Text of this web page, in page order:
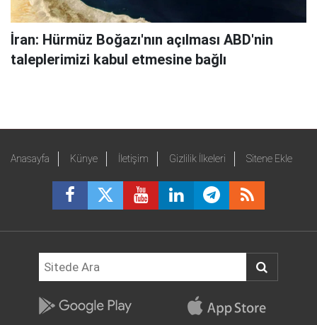
İran: Hürmüz Boğazı'nın açılması ABD'nin
taleplerimizi kabul etmesine bağlı
Anasayfa Künye İletişim Gizlilik İlkeleri Sitene Ekle